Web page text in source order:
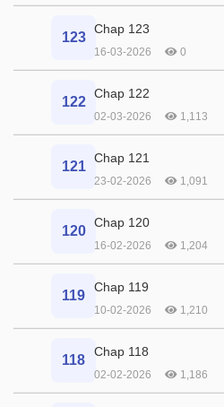
123
Chap 123
16-03-2026 0
122
Chap 122
02-03-2026 1,113
121
Chap 121
23-02-2026 1,091
120
Chap 120
16-02-2026 1,204
119
Chap 119
10-02-2026 1,210
118
Chap 118
02-02-2026 1,186